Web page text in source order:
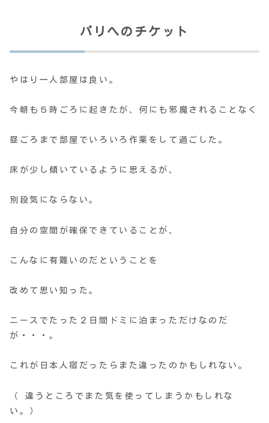
パリへのチケット
やはり一人部屋は良い。
今朝も５時ごろに起きたが、何にも邪魔されることなく
昼ごろまで部屋でいろいろ作業をして過ごした。
床が少し傾いているように思えるが、
別段気にならない。
自分の空間が確保できていることが、
こんなに有難いのだということを
改めて思い知った。
ニースでたった２日間ドミに泊まっただけなのだ
が・・・。
これが日本人宿だったらまた違ったのかもしれない。
（ 違うところでまた気を使ってしまうかもしれな
い。）